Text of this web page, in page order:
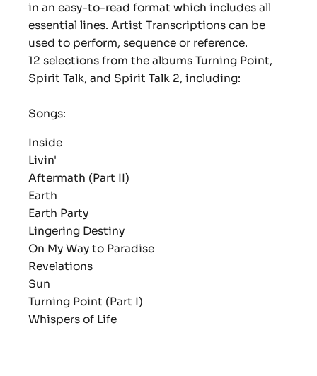
in an easy-to-read format which includes all
essential lines. Artist Transcriptions can be
used to perform, sequence or reference.
12 selections from the albums Turning Point,
Spirit Talk, and Spirit Talk 2, including:
Songs:
Inside
Livin'
Aftermath (Part II)
Earth
Earth Party
Lingering Destiny
On My Way to Paradise
Revelations
Sun
Turning Point (Part I)
Whispers of Life